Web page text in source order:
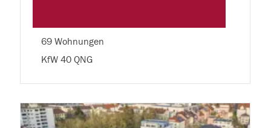
69 Wohnungen
KfW 40 QNG